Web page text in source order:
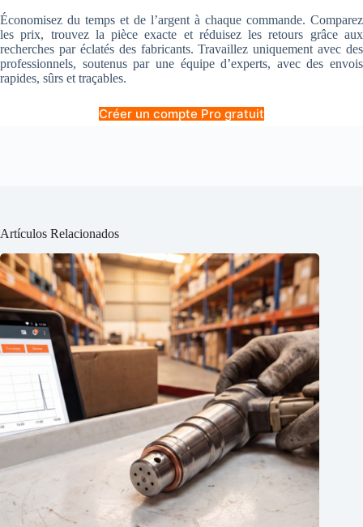
Économisez du temps et de l’argent à chaque commande. Comparez
les prix, trouvez la pièce exacte et réduisez les retours grâce aux
recherches par éclatés des fabricants. Travaillez uniquement avec des
professionnels, soutenus par une équipe d’experts, avec des envois
rapides, sûrs et traçables.
Créer un compte Pro gratuit
Artículos Relacionados